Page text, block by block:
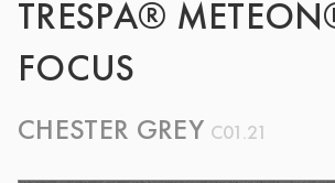
TRESPA®
FOCUS
CHESTER GREY C01.21